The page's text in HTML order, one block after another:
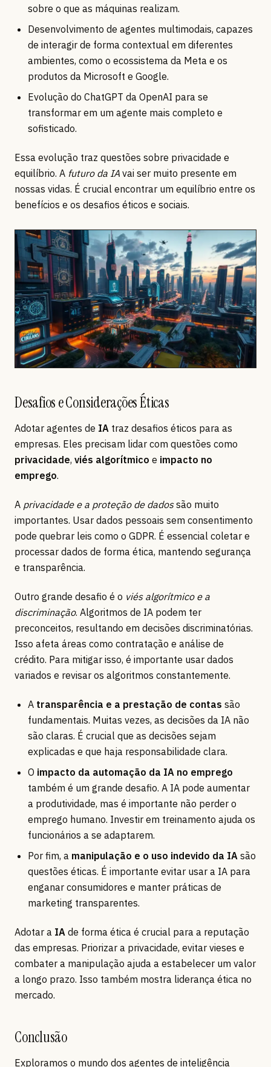
sobre o que as máquinas realizam.
Desenvolvimento de agentes multimodais, capazes
de interagir de forma contextual em diferentes
ambientes, como o ecossistema da Meta e os
produtos da Microsoft e Google.
Evolução do ChatGPT da OpenAI para se
transformar em um agente mais completo e
sofisticado.
Essa evolução traz questões sobre privacidade e
equilíbrio. A futuro da IA vai ser muito presente em
nossas vidas. É crucial encontrar um equilíbrio entre os
benefícios e os desafios éticos e sociais.
Desafios e Considerações Éticas
Adotar agentes de IA traz desafios éticos para as
empresas. Eles precisam lidar com questões como
privacidade, viés algorítmico e impacto no
emprego.
A privacidade e a proteção de dadossão muito
importantes. Usar dados pessoais sem consentimento
pode quebrar leis como o GDPR. É essencial coletar e
processar dados de forma ética, mantendo segurança
e transparência.
Outro grande desafio é o viés algorítmico e a
discriminação. Algoritmos de IA podem ter
preconceitos, resultando em decisões discriminatórias.
Isso afeta áreas como contratação e análise de
crédito. Para mitigar isso, é importante usar dados
variados e revisar os algoritmos constantemente.
A transparência e a prestação de contas são
fundamentais. Muitas vezes, as decisões da IA não
são claras. É crucial que as decisões sejam
explicadas e que haja responsabilidade clara.
O impacto da automação da IA no emprego
também é um grande desafio. A IA pode aumentar
a produtividade, mas é importante não perder o
emprego humano. Investir em treinamento ajuda os
funcionários a se adaptarem.
Por fim, a manipulação e o uso indevido da IA são
questões éticas. É importante evitar usar a IA para
enganar consumidores e manter práticas de
marketing transparentes.
Adotar a IA de forma ética é crucial para a reputação
das empresas. Priorizar a privacidade, evitar vieses e
combater a manipulação ajuda a estabelecer um valor
a longo prazo. Isso também mostra liderança ética no
mercado.
Conclusão
Exploramos o mundo dos agentes de inteligência